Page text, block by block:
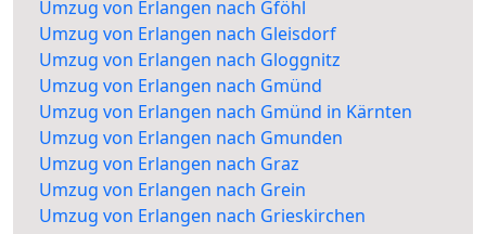
Umzug von Erlangen nach Gföhl
Umzug von Erlangen nach Gleisdorf
Umzug von Erlangen nach Gloggnitz
Umzug von Erlangen nach Gmünd
Umzug von Erlangen nach Gmünd in Kärnten
Umzug von Erlangen nach Gmunden
Umzug von Erlangen nach Graz
Umzug von Erlangen nach Grein
Umzug von Erlangen nach Grieskirchen